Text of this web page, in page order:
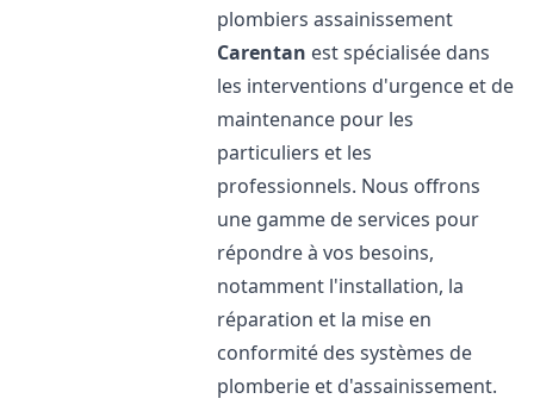
plombiers assainissement
Carentan est spécialisée dans
les interventions d'urgence et de
maintenance pour les
particuliers et les
professionnels. Nous offrons
une gamme de services pour
répondre à vos besoins,
notamment l'installation, la
réparation et la mise en
conformité des systèmes de
plomberie et d'assainissement.